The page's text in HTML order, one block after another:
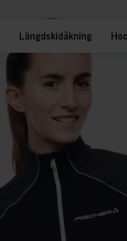
Längdskidåkning